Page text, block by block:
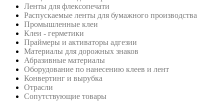
Ленты для флексопечати
Распускаемые ленты для бумажного производства
Промышленные клеи
Клеи - герметики
Праймеры и активаторы адгезии
Материалы для дорожных знаков
Абразивные материалы
Оборудование по нанесению клеев и лент
Конвертинг и вырубка
Отрасли
Сопутствующие товары